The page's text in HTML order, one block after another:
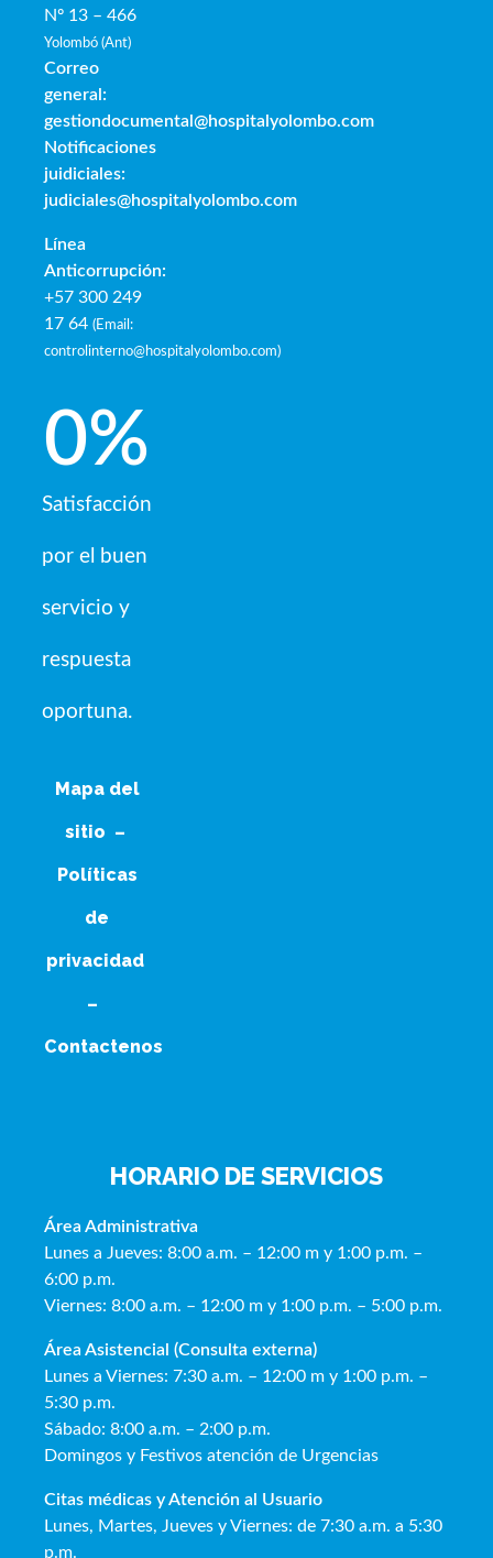
Nº 13 – 466
Yolombó (Ant)
Correo
general:
gestiondocumental@hospitalyolombo.com
Notificaciones
juidiciales:
judiciales@hospitalyolombo.com
Línea
Anticorrupción:
+57 300 249
17 64 (Email:
controlinterno@hospitalyolombo.com)
Satisfacción
por el buen
servicio y
respuesta
oportuna.
0%
Mapa del
sitio –
Políticas
de
privacidad
–
Contactenos
HORARIO DE SERVICIOS
Área Administrativa
Lunes a Jueves: 8:00 a.m. – 12:00 m y 1:00 p.m. –
6:00 p.m.
Viernes: 8:00 a.m. – 12:00 m y 1:00 p.m. – 5:00 p.m.
Área Asistencial (Consulta externa)
Lunes a Viernes: 7:30 a.m. – 12:00 m y 1:00 p.m. –
5:30 p.m.
Sábado: 8:00 a.m. – 2:00 p.m.
Domingos y Festivos atención de Urgencias
Citas médicas y Atención al Usuario
Lunes, Martes, Jueves y Viernes: de 7:30 a.m. a 5:30
p.m.